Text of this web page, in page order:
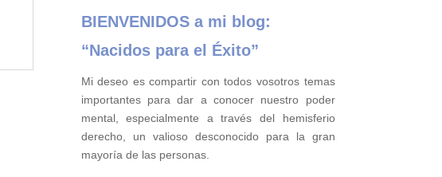
BIENVENIDOS a mi blog:
“Nacidos para el Éxito”
Mi deseo es compartir con todos vosotros temas
importantes para dar a conocer nuestro poder
mental,
especialmente a través del hemisferio
derecho, un valioso desconocido para la gran
mayoría de las personas.